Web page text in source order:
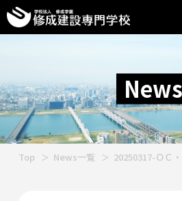
News
Top News一覧 20250317-ＯＣ